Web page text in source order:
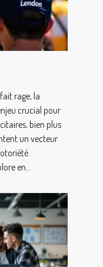
rage, la
crucial pour
bien plus
un vecteur
en...